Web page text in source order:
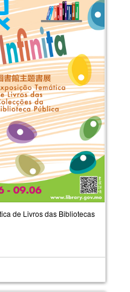
de Livros das Bibliotecas